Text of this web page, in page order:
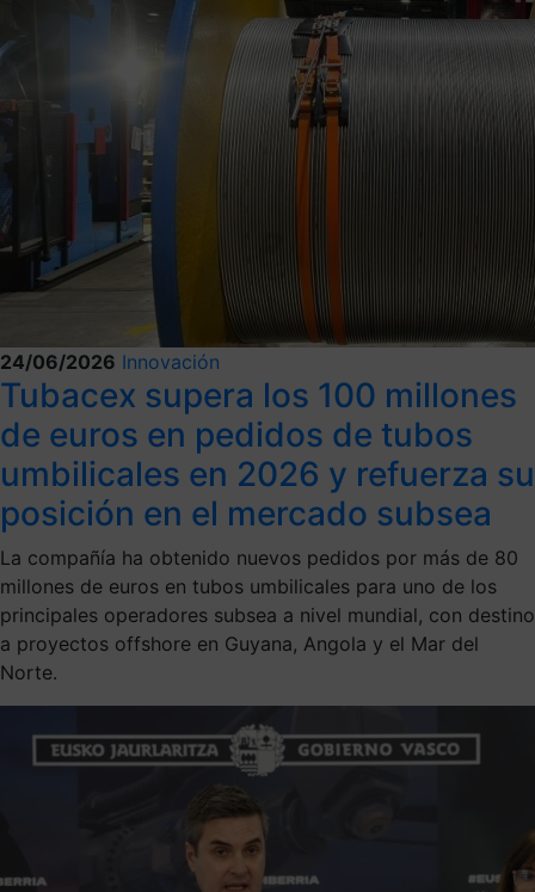
24/06/2026 Innovación
Tubacex supera los 100 millones
de euros en pedidos de tubos
umbilicales en 2026 y refuerza su
posición en el mercado subsea
La compañía ha obtenido nuevos pedidos por más de 80
millones de euros en tubos umbilicales para uno de los
principales operadores subsea a nivel mundial, con destino
a proyectos offshore en Guyana, Angola y el Mar del
Norte.